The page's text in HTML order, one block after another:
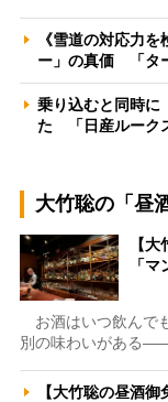
《雪道の対応力
ー」の真価 「タ
乗り込むと同時に
た 「日産ルーク
大竹聡の「昼
【
「
お酒はいつ飲んで
別の味わいがある
【大竹聡の昼酒